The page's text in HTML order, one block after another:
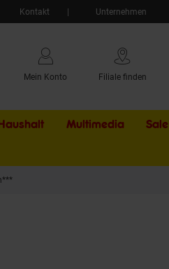
Kontakt Unternehmen
Mein Konto Filiale finden
Multimedia Sale